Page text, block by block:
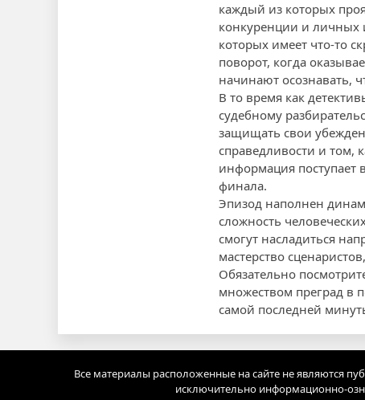
каждый из которых
конкуренции и личных
которых имеет что-то
поворот, когда
начинают осознавать,
В то время как
судебному
защищать свои
справедливости и том,
информация поступает
финала.
Эпизод наполнен
сложность
смогут насладиться
мастерство
Обязательно
множеством преград в
самой последней
Все материалы расположенные на сайте не являются
исключительно информационно-